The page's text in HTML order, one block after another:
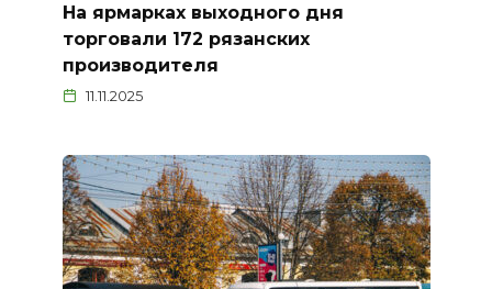
На ярмарках выходного дня
торговали 172 рязанских
производителя
11.11.2025